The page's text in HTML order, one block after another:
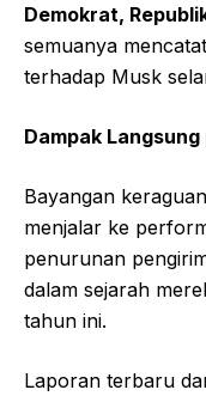
Demokrat,
semuanya
terhadap Musk
Dampak
Bayangan
menjalar ke
penurunan
dalam sejarah
tahun ini.
Laporan terbaru